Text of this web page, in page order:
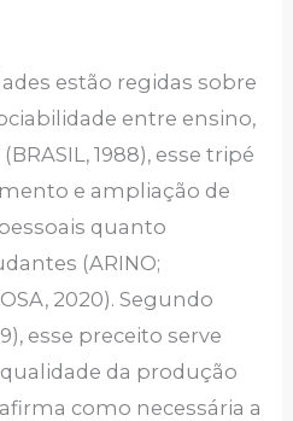
estão regidas sobre
entre ensino,
1988), esse tripé
e ampliação de
quanto
(ARINO;
2020). Segundo
esse preceito serve
da produção
como necessária a